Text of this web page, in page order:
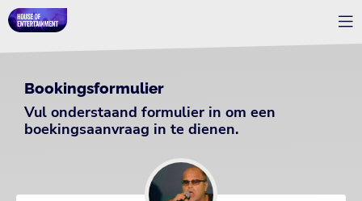
Bookingsformulier
Vul onderstaand formulier in om een
boekingsaanvraag in te dienen.